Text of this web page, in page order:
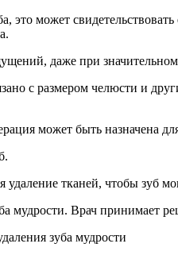
это может
даже при
с размером челюсти и
может быть назначена
тканей, чтобы зуб
мудрости. Врач принимает